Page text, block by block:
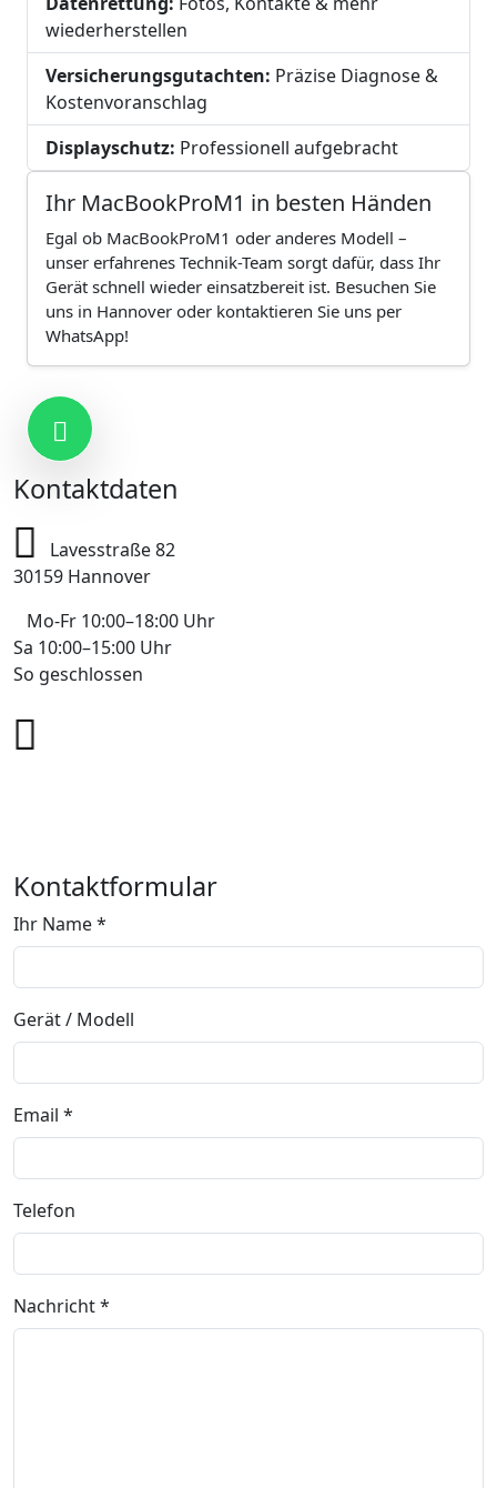
wiederherstellen
Versicherungsgutachten: Präzise Diagnose &
Kostenvoranschlag
Displayschutz: Professionell aufgebracht
Ihr MacBookProM1 in besten Händen
Egal ob MacBookProM1 oder anderes Modell –
unser erfahrenes Technik-Team sorgt dafür, dass Ihr
Gerät schnell wieder einsatzbereit ist. Besuchen Sie
uns in Hannover oder kontaktieren Sie uns per
WhatsApp!
Kontakt
Kontaktdaten
Lavesstraße 82
30159 Hannover
Mo-Fr 10:00–18:00 Uhr
Sa 10:00–15:00 Uhr
So geschlossen
Kontaktformular
Ihr Name *
Gerät / Modell
Email *
Telefon
Nachricht *